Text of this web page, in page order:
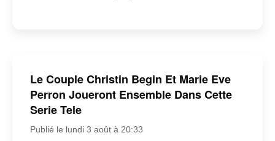
Le Couple Christin Begin Et Marie Eve
Perron Joueront Ensemble Dans Cette
Serie Tele
Publié le lundi 3 août à 20:33